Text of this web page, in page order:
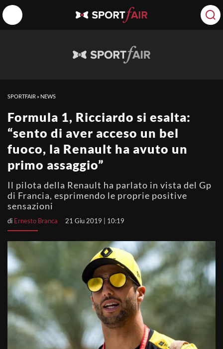
SPORTFAIR » NEWS
Formula 1, Ricciardo si esalta:
“sento di aver acceso un bel
fuoco, la Renault ha avuto un
primo assaggio”
Il pilota della Renault ha parlato in vista del Gp
di Francia, esprimendo le proprie positive
sensazioni
di Ernesto Branca 21 Giu 2019 | 10:19